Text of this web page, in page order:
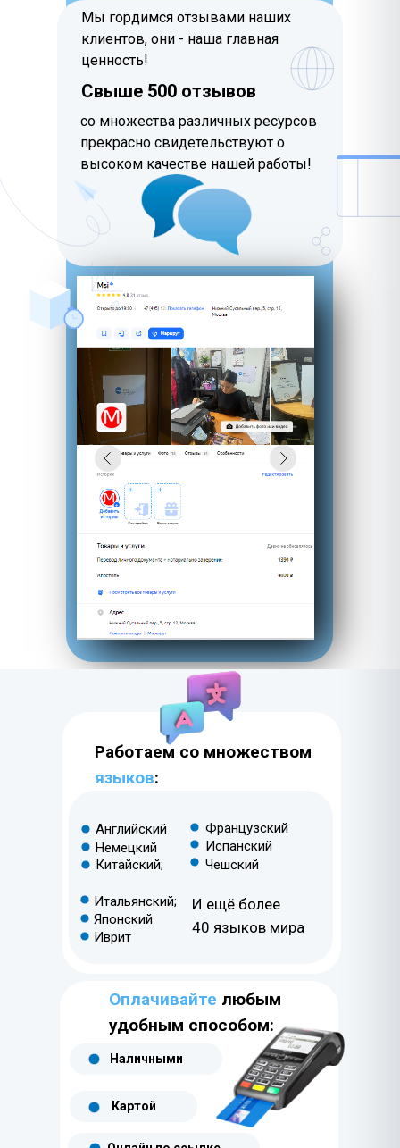
Мы гордимся отзывами наших
клиентов, они - наша главная
ценность!
со множества различных ресурсов
прекрасно свидетельствуют о
высоком качестве нашей работы!
Свыше 500 отзывов
Работаем со множеством
языков:
Английский
Немецкий
Китайский;
Французский
Испанский
Чешский
Итальянский;
Японский
Иврит
И ещё более
40 языков мира
Оплачивайте любым
удобным способом:
Наличными
Картой